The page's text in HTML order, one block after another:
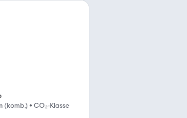
(komb.) • CO₂-Klasse